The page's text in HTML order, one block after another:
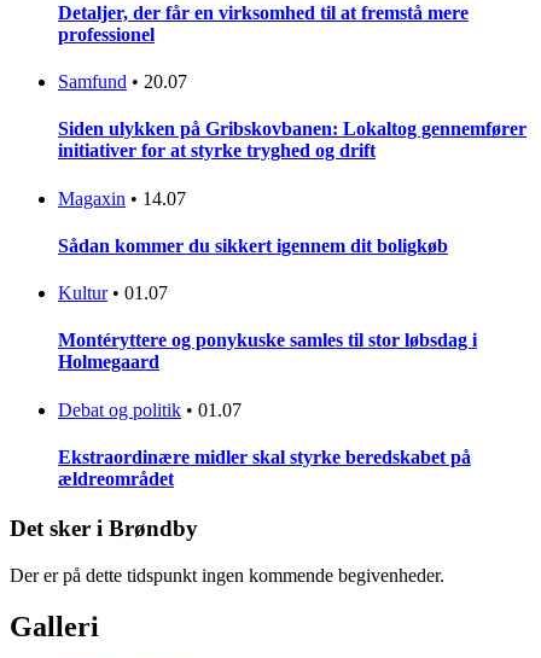
Detaljer, der får en virksomhed til at fremstå mere
professionel
Samfund • 20.07
Siden ulykken på Gribskovbanen: Lokaltog gennemfører
initiativer for at styrke tryghed og drift
Magaxin • 14.07
Sådan kommer du sikkert igennem dit boligkøb
Kultur • 01.07
Montéryttere og ponykuske samles til stor løbsdag i
Holmegaard
Debat og politik • 01.07
Ekstraordinære midler skal styrke beredskabet på
ældreområdet
Det sker i Brøndby
Der er på dette tidspunkt ingen kommende begivenheder.
Galleri